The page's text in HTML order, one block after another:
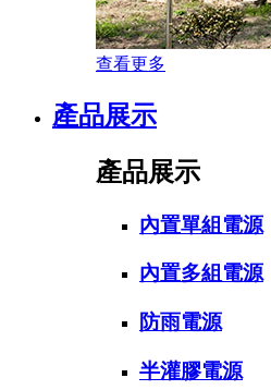
查看更多
產品展示
產品展示
內置單組電源
內置多組電源
防雨電源
半灌膠電源